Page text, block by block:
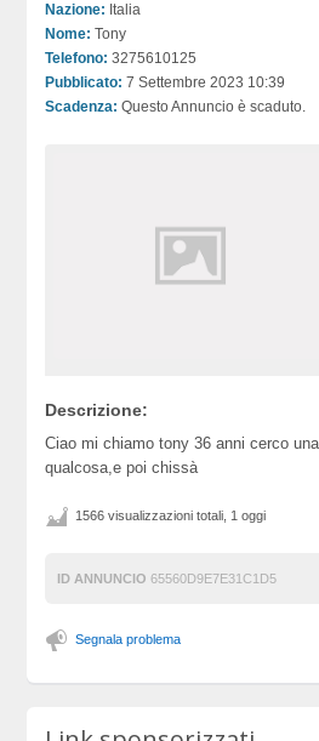
Nazione: Italia
Nome: Tony
Telefono: 3275610125
Pubblicato: 7 Settembre 2023 10:39
Scadenza: Questo Annuncio è scaduto.
Descrizione:
Ciao mi chiamo tony 36 anni cerco
qualcosa,e poi chissà
1566 visualizzazioni totali, 1 oggi
ID ANNUNCIO 65560D9E7E31C1D5
Segnala problema